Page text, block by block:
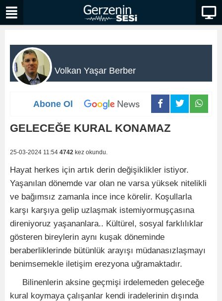
Volkan Yaşar Berber
Abone Ol
GELECEĞE KURAL KONAMAZ
25-03-2024 11:54 4742 kez okundu.
Hayat herkes için artık derin değişiklikler istiyor.
Yaşanılan dönemde var olan ne varsa yüksek nitelikli
ve bağımsız zamanla ince ince körelir. Koşullarla
karşı karşıya gelip uzlaşmak istemiyormuşçasına
direniyoruz yaşananlara.. Kültürel, sosyal farklılıklar
gösteren bireylerin aynı kuşak döneminde
beraberliklerinde bütünlük arayışı müdanasızlaşmayı
benimsemekle iletişim erezyona uğramaktadır.
Bilinenlerin aksine geçmişi irdelemeden geleceğe
kural koymaya çalışanlar kendi iradelerinin dışında